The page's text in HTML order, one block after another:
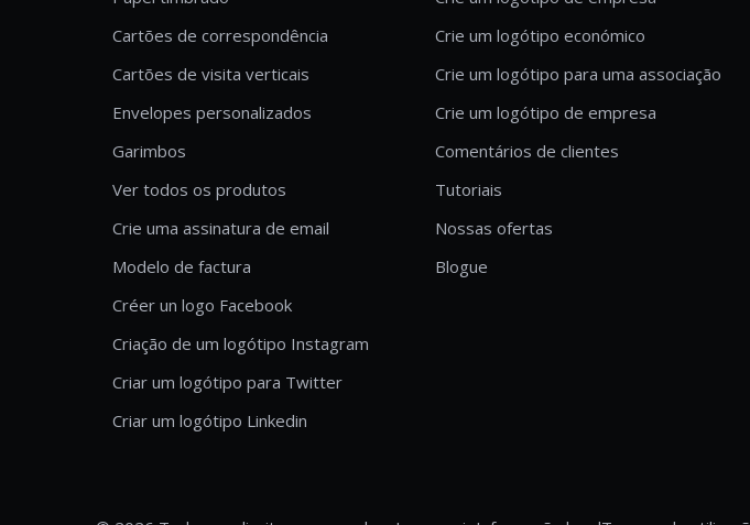
Cartões de correspondência
Cartões de visita verticais
Envelopes personalizados
Garimbos
Ver todos os produtos
Crie uma assinatura de email
Modelo de factura
Créer un logo Facebook
Criação de um logótipo Instagram
Criar um logótipo para Twitter
Criar um logótipo Linkedin
Crie um logótipo económico
Crie um logótipo para uma associação
Crie um logótipo de empresa
Comentários de clientes
Tutoriais
Nossas ofertas
Blogue